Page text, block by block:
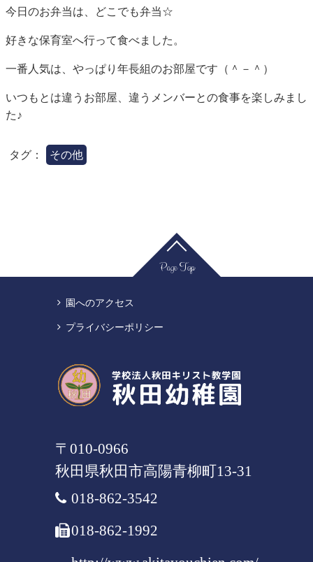
今日のお弁当は、どこでも弁当☆
好きな保育室へ行って食べました。
一番人気は、やっぱり年長組のお部屋です（＾－＾）
いつもとは違うお部屋、違うメンバーとの食事を楽しみまし
た♪
タグ： その他
Page Top
園へのアクセス
プライバシーポリシー
〒010-0966
秋田県秋田市高陽青柳町13-31
018-862-3542
018-862-1992